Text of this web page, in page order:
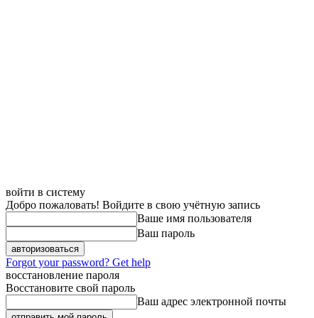
войти в систему
Добро пожаловать! Войдите в свою учётную запись
Ваше имя пользователя
Ваш пароль
Forgot your password? Get help
восстановление пароля
Восстановите свой пароль
Ваш адрес электронной почты